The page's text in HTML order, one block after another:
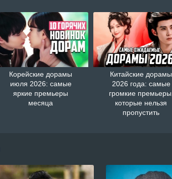
Корейские дорамы
июля 2026: самые
яркие премьеры
месяца
Китайские дорамы
2026 года: самые
громкие премьеры,
которые нельзя
пропустить